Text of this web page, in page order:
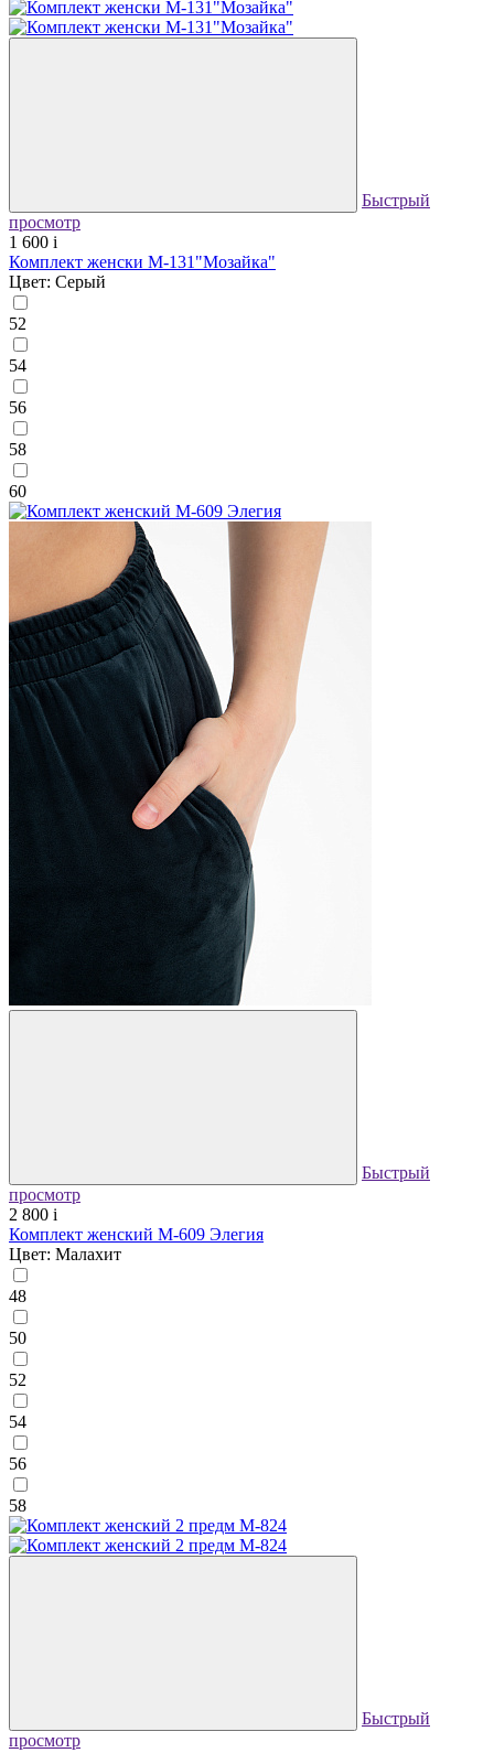
Быстрый
просмотр
1 600 i
Комплект женски М-131"Мозайка"
Цвет: Серый
52
54
56
58
60
Быстрый
просмотр
2 800 i
Комплект женский М-609 Элегия
Цвет: Малахит
48
50
52
54
56
58
Быстрый
просмотр